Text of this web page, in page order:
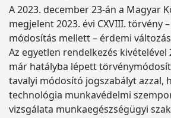
A 2023. december 23-án a Magyar
megjelent 2023. évi CXVIII. törvény
módosítás mellett – érdemi
Az egyetlen rendelkezés kivételével
már hatályba lépett
tavalyi módosító jogszabályt azzal,
technológia munkavédelmi
vizsgálata munkaegészségügyi